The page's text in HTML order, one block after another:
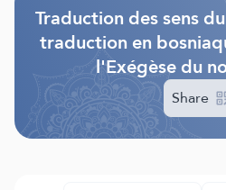
Traduction des sens
traduction en
l'Exégèse du
Share